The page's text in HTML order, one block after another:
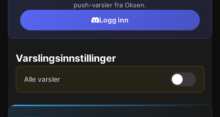
push-varsler fra Oksen.
Logg inn
Varslingsinnstillinger
Alle varsler